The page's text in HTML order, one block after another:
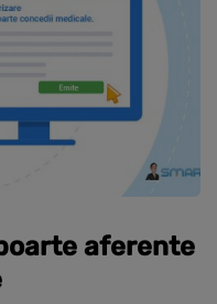
aferente